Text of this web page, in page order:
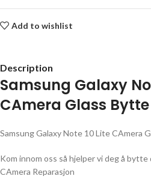
Add to wishlist
Description
Samsung Galaxy
CAmera Glass Bytte
Samsung Galaxy Note 10 Lite CAmera
Kom innom oss så hjelper vi deg å
CAmera Reparasjon